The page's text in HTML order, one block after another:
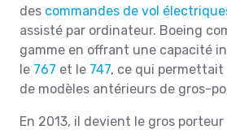
des commandes de vol
assisté par ordinateur. Boeing
gamme en offrant une capacité
le 767 et le 747, ce qui permettait
de modèles antérieurs de gros-
En 2013, il devient le gros